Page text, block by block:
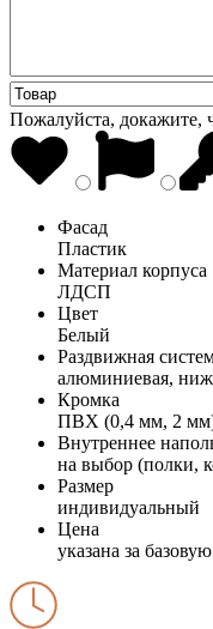
Пожалуйста, докажите,
Фасад
Пластик
Материал корпуса
ЛДСП
Цвет
Белый
Раздвижная
алюминиевая,
Кромка
ПВХ (0,4 мм, 2
Внутреннее
на выбор (полки,
Размер
индивидуальный
Цена
указана за